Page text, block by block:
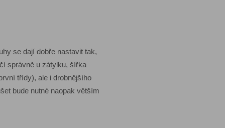
se dají dobře nastavit tak,
správně u zátylku, šířka
třídy), ale i drobnějšího
bude nutné naopak větším